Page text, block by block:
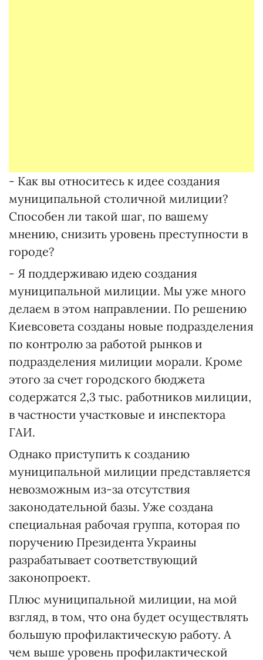
- Как вы относитесь к идее создания
муниципальной столичной милиции?
Способен ли такой шаг, по вашему
мнению, снизить уровень преступности в
городе?
- Я поддерживаю идею создания
муниципальной милиции. Мы уже много
делаем в этом направлении. По решению
Киевсовета созданы новые подразделения
по контролю за работой рынков и
подразделения милиции морали. Кроме
этого за счет городского бюджета
содержатся 2,3 тыс. работников милиции,
в частности участковые и инспектора
ГАИ.
Однако приступить к созданию
муниципальной милиции представляется
невозможным из-за отсутствия
законодательной базы. Уже создана
специальная рабочая группа, которая по
поручению Президента Украины
разрабатывает соответствующий
законопроект.
Плюс муниципальной милиции, на мой
взгляд, в том, что она будет осуществлять
большую профилактическую работу. А
чем выше уровень профилактической